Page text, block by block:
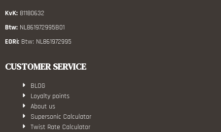
KvK: 81180632
Btw: NL861972995B01
EORi: Btw: NL861972995
CUSTOMER SERVICE
BLOG
Loyalty points
About us
Supersonic Calculator
Twist Rate Calculator